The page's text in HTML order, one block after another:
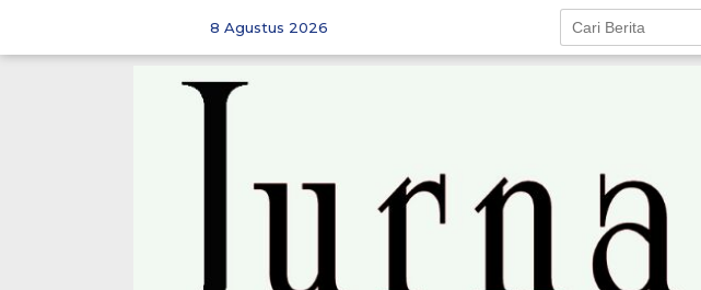
8 Agustus 2026